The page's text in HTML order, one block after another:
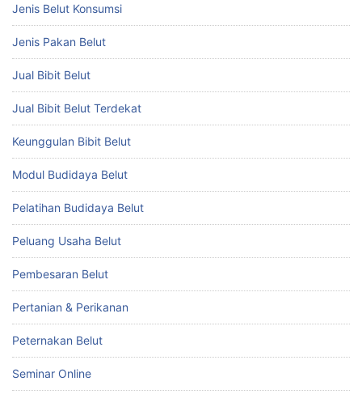
Jenis Belut Konsumsi
Jenis Pakan Belut
Jual Bibit Belut
Jual Bibit Belut Terdekat
Keunggulan Bibit Belut
Modul Budidaya Belut
Pelatihan Budidaya Belut
Peluang Usaha Belut
Pembesaran Belut
Pertanian & Perikanan
Peternakan Belut
Seminar Online